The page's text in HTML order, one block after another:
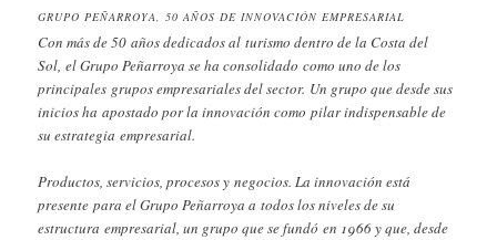
GRUPO PEÑARROYA, 50 AÑOS DE INNOVACIÓN EMPRESARIAL
Con más de 50 años dedicados al turismo dentro de la Costa del
Sol, el Grupo Peñarroya se ha consolidado como uno de los
principales grupos empresariales del sector. Un grupo que desde sus
inicios ha apostado por la innovación como pilar indispensable de
su estrategia empresarial.
Productos, servicios, procesos y negocios. La innovación está
presente para el Grupo Peñarroya a todos los niveles de su
estructura empresarial, un grupo que se fundó en  y que, desde